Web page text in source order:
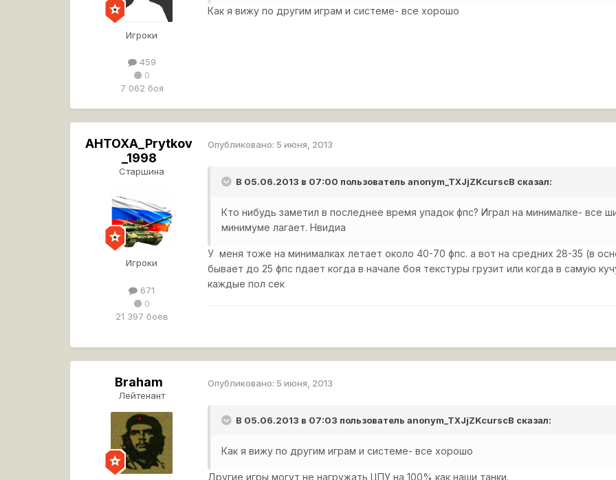
Игроки
459
0
7 062 боя
Как я вижу по другим играм и системе- все хорошо
AHTOXA_Prytkov
_1998
Старшина
Игроки
671
0
21 397 боёв
Опубликовано: 5 июня, 2013
В 05.06.2013 в 07:00 пользовательanonym_TXJjZKcurscB сказал:
Кто нибудь заметил в последнее время упадок фпс? Играл на минималке- все
минимуме лагает. Нвидиа
У меня тоже на минималках летает около 40-70 фпс. а вот на средних 28-35 (в
бывает до 25 фпс пдает когда в начале боя текстуры грузит или когда в самую
каждые пол сек
Braham
Лейтенант
Опубликовано: 5 июня, 2013
В 05.06.2013 в 07:03 пользовательanonym_TXJjZKcurscB сказал:
Как я вижу по другим играм и системе- все хорошо
Другие игры могут не нагружать ЦПУ на 100% как наши танки.